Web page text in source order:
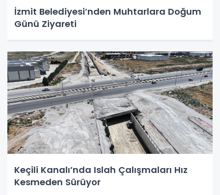
İzmit Belediyesi’nden Muhtarlara Doğum
Günü Ziyareti
Keçili Kanalı’nda Islah Çalışmaları Hız
Kesmeden Sürüyor